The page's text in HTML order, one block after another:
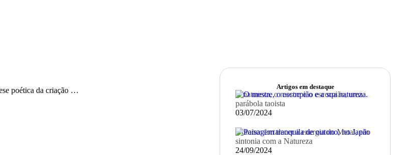
poética da criação …
Artigos em destaque
A natureza, o mestre e o escorpião, uma
parábola taoista
03/07/2024
Outono: fortalecer a energia do Metal, em
sintonia com a Natureza
24/09/2024